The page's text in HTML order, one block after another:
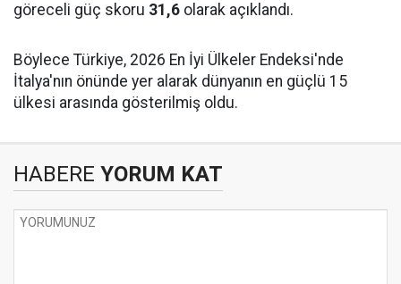
göreceli güç skoru 31,6 olarak açıklandı.
Böylece Türkiye, 2026 En İyi Ülkeler Endeksi'nde
İtalya'nın önünde yer alarak dünyanın en güçlü 15
ülkesi arasında gösterilmiş oldu.
HABERE YORUM KAT